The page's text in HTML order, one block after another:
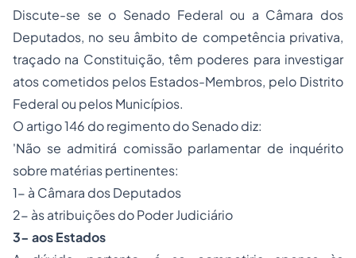
Discute-se se o Senado Federal ou a Câmara dos
Deputados, no seu âmbito de competência privativa,
traçado na Constituição, têm poderes para investigar
atos cometidos pelos Estados-Membros, pelo Distrito
Federal ou pelos Municípios.
O artigo 146 do regimento do Senado diz:
'Não se admitirá comissão parlamentar de inquérito
sobre matérias pertinentes:
1- à Câmara dos Deputados
2- às atribuições do Poder Judiciário
3- aos Estados